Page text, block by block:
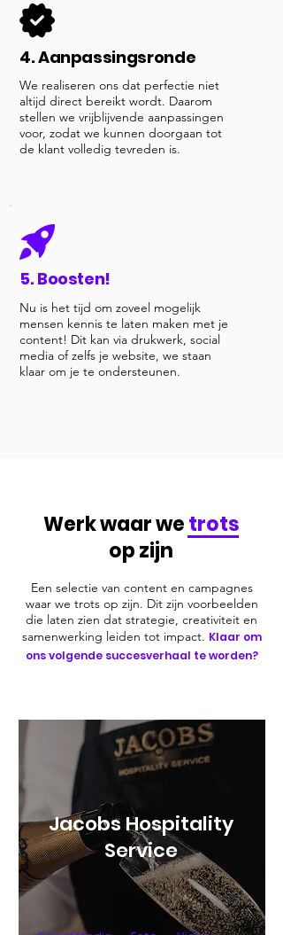
4. Aanpassingsronde
We realiseren ons dat perfectie niet
altijd direct bereikt wordt. Daarom
stellen we vrijblijvende aanpassingen
voor, zodat we kunnen doorgaan tot
de klant volledig tevreden is.
5. Boosten!
Nu is het tijd om zoveel mogelijk
mensen kennis te laten maken met je
content! Dit kan via drukwerk, social
media of zelfs je website, we staan
klaar om je te ondersteunen.
Werk waar wetrots
op zijn
Een selectie van content en campagnes
waar we trots op zijn. Dit zijn voorbeelden
die laten zien dat strategie, creativiteit en
samenwerking leiden tot impact. Klaar om
ons volgende succesverhaal te worden?
Jacobs Hospitality
Service